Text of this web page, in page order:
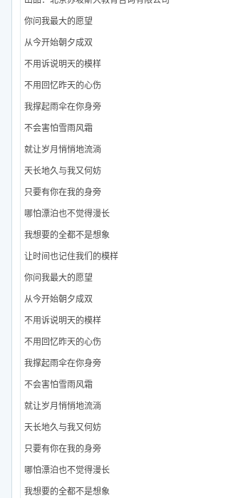
你问我最大的愿望
从今开始朝夕成双
不用诉说明天的模样
不用回忆昨天的心伤
我撑起雨伞在你身旁
不会害怕雪雨风霜
就让岁月悄悄地流淌
天长地久与我又何妨
只要有你在我的身旁
哪怕漂泊也不觉得漫长
我想要的全都不是想象
让时间也记住我们的模样
你问我最大的愿望
从今开始朝夕成双
不用诉说明天的模样
不用回忆昨天的心伤
我撑起雨伞在你身旁
不会害怕雪雨风霜
就让岁月悄悄地流淌
天长地久与我又何妨
只要有你在我的身旁
哪怕漂泊也不觉得漫长
我想要的全都不是想象